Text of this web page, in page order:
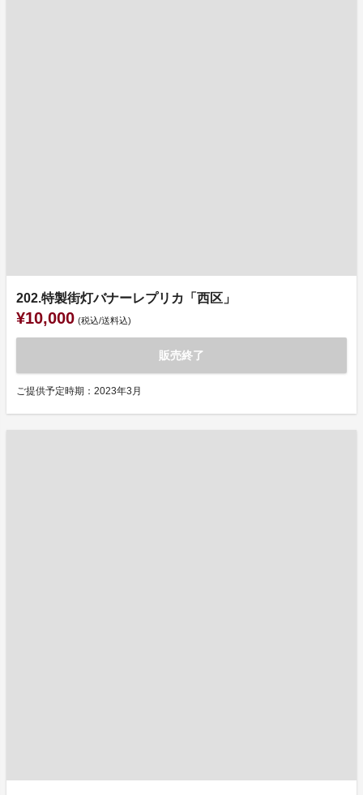
202.特製街灯バナーレプリカ「西区」
¥10,000 (税込/送料込)
販売終了
ご提供予定時期：2023年3月